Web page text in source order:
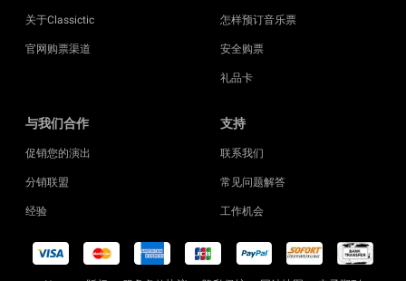
关于Classictic
官网购票渠道
怎样预订音乐票
安全购票
礼品卡
与我们合作
促销您的演出
分销联盟
经验
支持
联系我们
常见问题解答
工作机会